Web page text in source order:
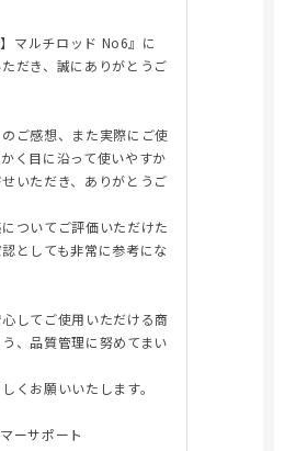
マルチロッド No6』に
だき、誠にありがとうご
のご感想、また実際にご使
く目に沿って使いやすか
いただき、ありがとうご
ついてご評価いただけた
としても非常に参考にな
してご使用いただける商
、品質管理に努めてまい
くお願いいたします。
ーサポート